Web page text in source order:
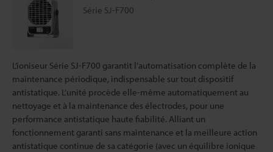
Série SJ-F700
L’ioniseur Série SJ-F700 garantit l’automatisation complète de la
maintenance périodique, indispensable sur tout dispositif
antistatique. L’unité procède elle-même automatiquement au
nettoyage et à la maintenance des électrodes, pour une
performance antistatique haute fiabilité. Alliant un
fonctionnement garanti sans maintenance et la meilleure action
antistatique continue de sa catégorie (avec un équilibre ionique